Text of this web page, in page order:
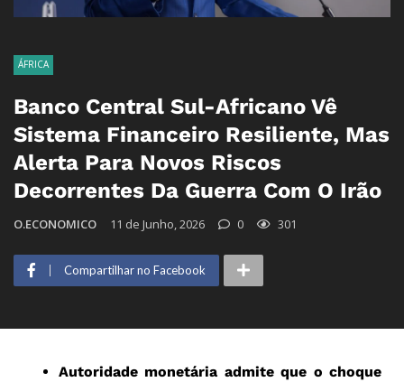
ÁFRICA
Banco Central Sul-Africano Vê
Sistema Financeiro Resiliente, Mas
Alerta Para Novos Riscos
Decorrentes Da Guerra Com O Irão
O.ECONOMICO 11 de Junho, 2026 0 301
Compartilhar no Facebook
Autoridade monetária admite que o choque